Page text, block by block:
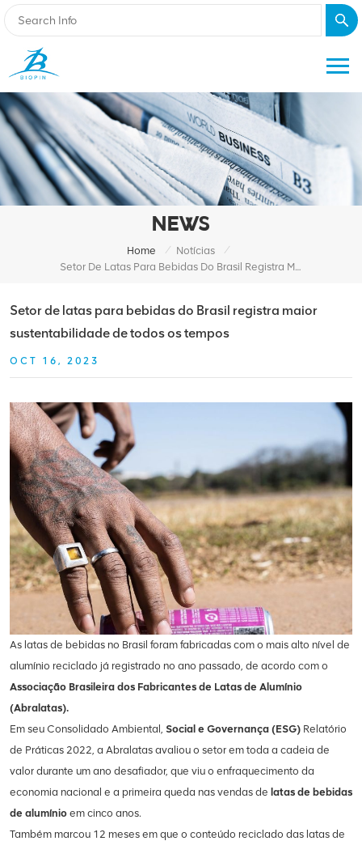
NEWS
Home / Notícias
/
Setor De Latas Para Bebidas Do Brasil Registra Maior Sustentabilidade De Todos Os Tempos
Setor de latas para bebidas do Brasil registra maior
sustentabilidade de todos os tempos
OCT 16, 2023
As latas de bebidas no Brasil foram fabricadas com o mais alto nível de
alumínio reciclado já registrado no ano passado, de acordo com o
Associação Brasileira dos Fabricantes de Latas de Alumínio
(Abralatas).
Em seu Consolidado Ambiental, Social e Governança (ESG) Relatório
de Práticas 2022, a Abralatas avaliou o setor em toda a cadeia de
valor durante um ano desafiador, que viu o enfraquecimento da
economia nacional e a primeira queda nas vendas de latas de bebidas
de alumínio em cinco anos.
Também marcou 12 meses em que o conteúdo reciclado das latas de